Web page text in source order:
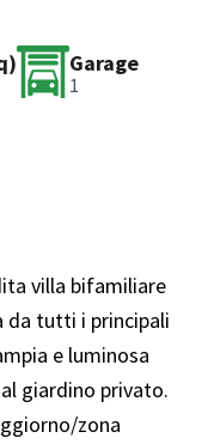
Garage
1
villa bifamiliare
da tutti i principali
e luminosa
giardino privato.
zona